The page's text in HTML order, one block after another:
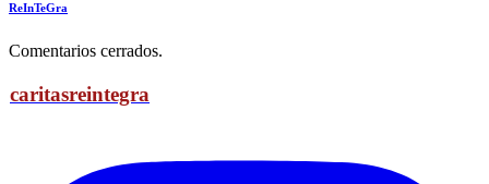
ReInTeGra
Comentarios cerrados.
caritasreintegra